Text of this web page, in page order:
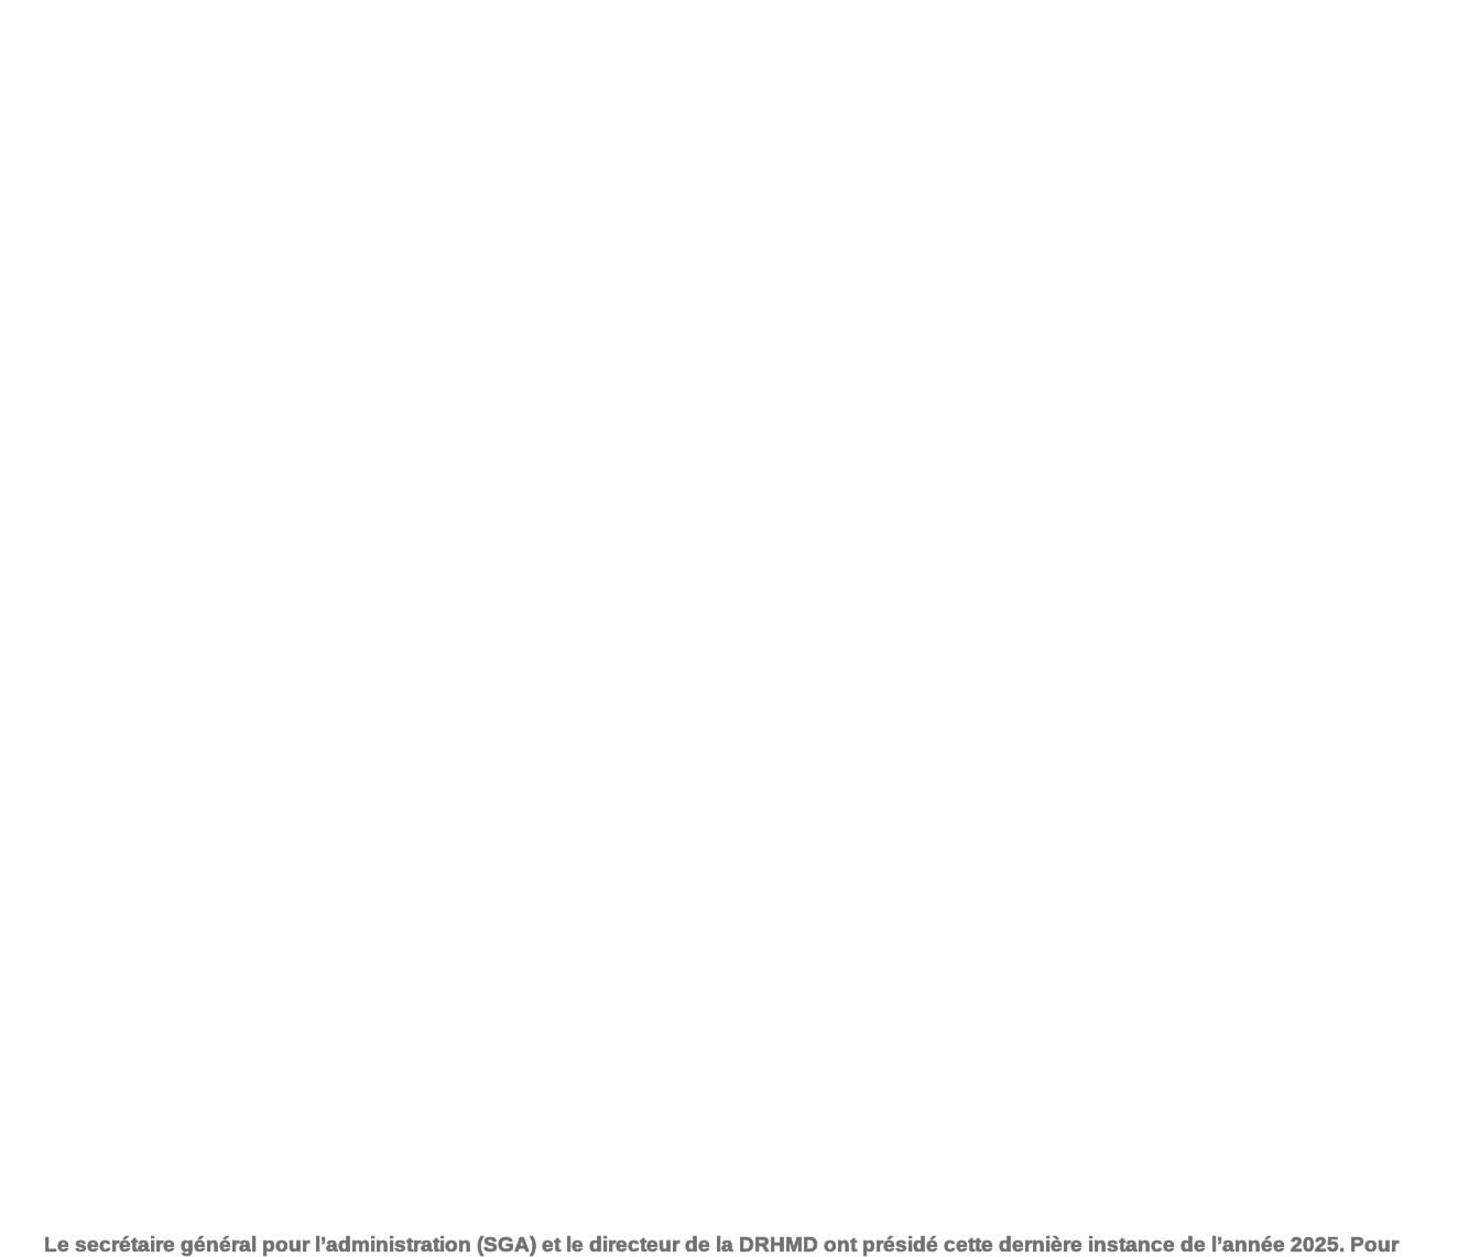
Le secrétaire général pour l’administration (SGA) et le directeur de la DRHMD ont présidé cette dernière instance de l’année 2025. Pour